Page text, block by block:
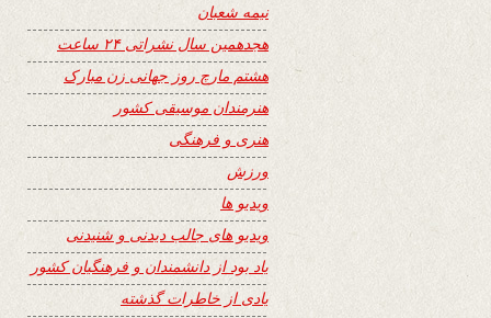
نیمه شعبان
هجدهمین سال نشراتی ۲۴ ساعت
هشتم مارچ روز جهانی زن مبارک
هنرمندان موسیقی کشور
هنری و فرهنگی
ورزش
ویدیو ها
ویدیو های جالب دیدنی و شنیدنی
یاد بود از دانشمندان و فرهنگیان کشور
یادی از خاطرات گذشته